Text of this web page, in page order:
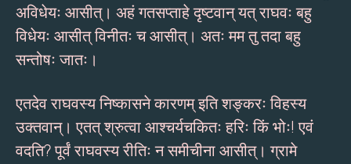
अविधेयः आसीत्। अहं गतसप्ताहे दृष्टवान् यत् राघवः बहु
विधेयः आसीत् विनीतः च आसीत्। अतः मम तु तदा बहु
सन्तोषः जातः।
एतदेव राघवस्य निष्कासने कारणम् इति शङ्करः विहस्य
उक्तवान्। एतत् श्रुत्वा आश्चर्यचकितः हरिः किं भोः! एवं
वदति? पूर्वं राघवस्य रीतिः न समीचीना आसीत्। ग्रामे